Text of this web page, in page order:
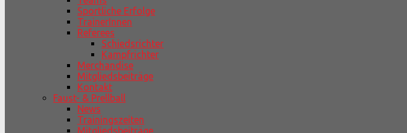
Sportliche Erfolge
TrainerInnen
Referees
Schiedsrichter
Kampfrichter
Merchandise
Mitgliedsbeiträge
Kontakt
Faust- & Prellball
News
Trainingszeiten
Mitgliedsbeiträge